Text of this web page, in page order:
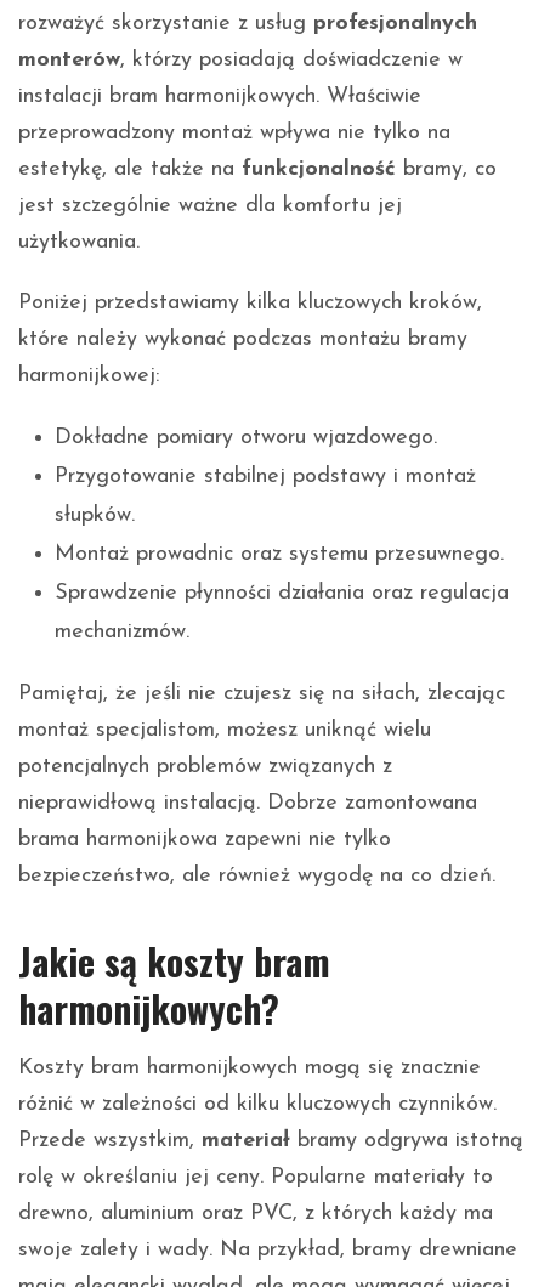
rozważyć skorzystanie z usług profesjonalnych
monterów, którzy posiadają doświadczenie w
instalacji bram harmonijkowych. Właściwie
przeprowadzony montaż wpływa nie tylko na
estetykę, ale także na funkcjonalność bramy, co
jest szczególnie ważne dla komfortu jej
użytkowania.
Poniżej przedstawiamy kilka kluczowych kroków,
które należy wykonać podczas montażu bramy
harmonijkowej:
Dokładne pomiary otworu wjazdowego.
Przygotowanie stabilnej podstawy i montaż
słupków.
Montaż prowadnic oraz systemu przesuwnego.
Sprawdzenie płynności działania oraz regulacja
mechanizmów.
Pamiętaj, że jeśli nie czujesz się na siłach, zlecając
montaż specjalistom, możesz uniknąć wielu
potencjalnych problemów związanych z
nieprawidłową instalacją. Dobrze zamontowana
brama harmonijkowa zapewni nie tylko
bezpieczeństwo, ale również wygodę na co dzień.
Jakie są koszty bram
harmonijkowych?
Koszty bram harmonijkowych mogą się znacznie
różnić w zależności od kilku kluczowych czynników.
Przede wszystkim, materiał bramy odgrywa istotną
rolę w określaniu jej ceny. Popularne materiały to
drewno, aluminium oraz PVC, z których każdy ma
swoje zalety i wady. Na przykład, bramy drewniane